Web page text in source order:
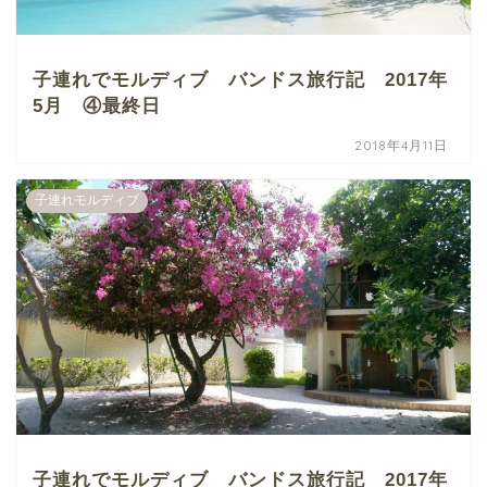
子連れでモルディブ バンドス旅行記 2017年
5月 ④最終日
2018年4月11日
子連れモルディブ
子連れでモルディブ バンドス旅行記 2017年